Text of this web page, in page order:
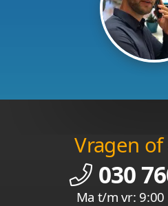
Vragen of
030
Ma t/m vr: